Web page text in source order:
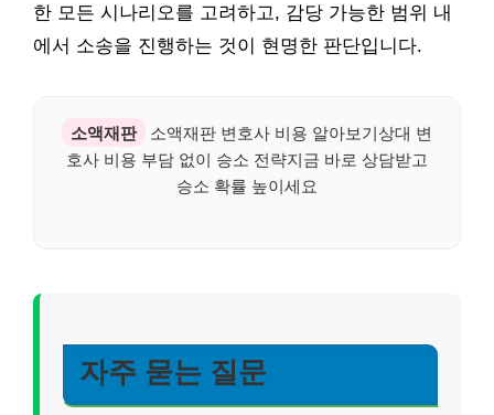
한 모든 시나리오를 고려하고, 감당 가능한 범위 내
에서 소송을 진행하는 것이 현명한 판단입니다.
소액재판
소액재판 변호사 비용 알아보기상대 변
호사 비용 부담 없이 승소 전략지금 바로 상담받고
승소 확률 높이세요
자주 묻는 질문